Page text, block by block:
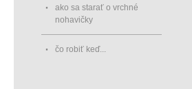
ako sa starať o vrchné
nohavičky
čo robiť keď...